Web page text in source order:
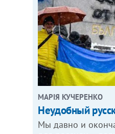
МАРІЯ КУЧЕРЕНКО
​Неудобный
Мы давно и